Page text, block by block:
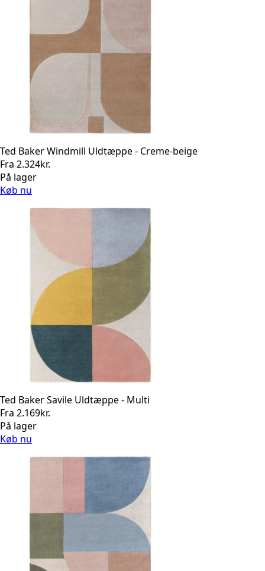
Ted Baker Windmill Uldtæppe - Creme-beige
Fra 2.324kr.
På lager
Køb nu
Ted Baker Savile Uldtæppe - Multi
Fra 2.169kr.
På lager
Køb nu